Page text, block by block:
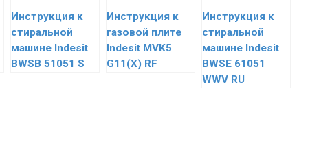
Инструкция к
стиральной
машине Indesit
BWSB 51051 S
Инструкция к
газовой плите
Indesit MVK5
G11(X) RF
Инструкция к
стиральной
машине Indesit
BWSE 61051
WWV RU